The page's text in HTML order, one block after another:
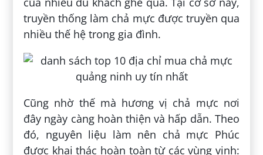
truyền thống làm chả mực được truyền qua
nhiều thế hệ trong gia đình.
Cũng nhờ thế mà hương vị chả mực nơi
đây ngày càng hoàn thiện và hấp dẫn. Theo
đó, nguyên liệu làm nên chả mực Phúc
được khai thác hoàn toàn từ các vùng vịnh: